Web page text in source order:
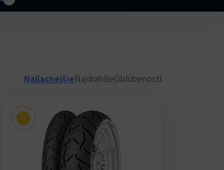
NajlacnejšieNajdrahšieObľúbenosti